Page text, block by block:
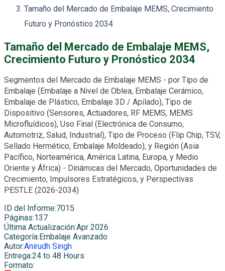
Tamaño del Mercado de Embalaje MEMS, Crecimiento
Futuro y Pronóstico 2034
Tamaño del Mercado de Embalaje MEMS,
Crecimiento Futuro y Pronóstico 2034
Segmentos del Mercado de Embalaje MEMS - por Tipo de
Embalaje (Embalaje a Nivel de Oblea, Embalaje Cerámico,
Embalaje de Plástico, Embalaje 3D / Apilado), Tipo de
Dispositivo (Sensores, Actuadores, RF MEMS, MEMS
Microfluídicos), Uso Final (Electrónica de Consumo,
Automotriz, Salud, Industrial), Tipo de Proceso (Flip Chip, TSV,
Sellado Hermético, Embalaje Moldeado), y Región (Asia
Pacífico, Norteamérica, América Latina, Europa, y Medio
Oriente y África) - Dinámicas del Mercado, Oportunidades de
Crecimiento, Impulsores Estratégicos, y Perspectivas
PESTLE (2026-2034)
ID del Informe:7015
Páginas:137
Última Actualización:Apr 2026
Categoría: Embalaje Avanzado
Autor:Anirudh Singh
Entrega:24 to 48 Hours
Formato: